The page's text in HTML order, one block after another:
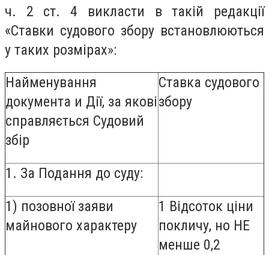
ч. 2 ст. 4 викласти в такій редакції
«Ставки судового збору встановлюються
у таких розмірах»:
Найменування
документа и Дії, за якові
справляється Судовий
збір
Ставка судового
збору
1. За Подання до суду:
1) позовної заяви
майнового характеру
1 Відсоток ціни
покличу, но НЕ
менше 0,2